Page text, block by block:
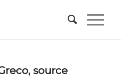
source